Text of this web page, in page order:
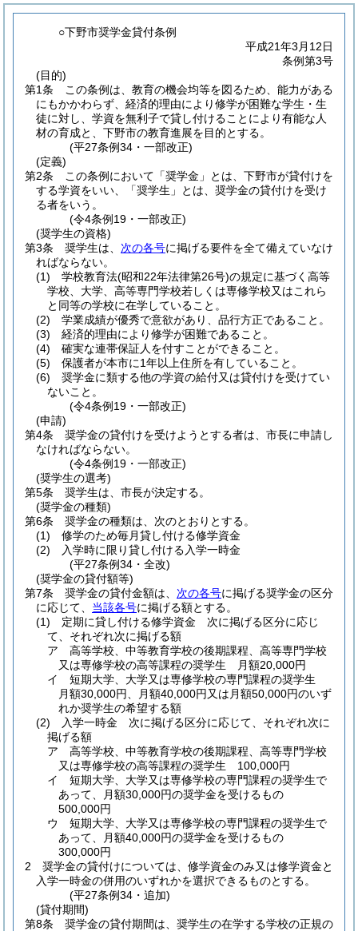
○下野市奨学金貸付条例
平成21年3月12日
条例第3号
(目的)
第1条
この条例は、教育の機会均等を図るため、能力がある
にもかかわらず、経済的理由により修学が困難な学生・生
徒に対し、学資を無利子で貸し付けることにより有能な人
材の育成と、下野市の教育進展を目的とする。
(平27条例34・一部改正)
(定義)
第2条
この条例において「奨学金」とは、下野市が貸付けを
する学資をいい、「奨学生」とは、奨学金の貸付けを受け
る者をいう。
(令4条例19・一部改正)
(奨学生の資格)
第3条
奨学生は、 次の各号に掲げる要件を全て備えていなけ
ればならない。
(1)
学校教育法(昭和22年法律第26号)の規定に基づく高等
学校、大学、高等専門学校若しくは専修学校又はこれら
と同等の学校に在学していること。
(2)
学業成績が優秀で意欲があり、品行方正であること。
(3)
経済的理由により修学が困難であること。
(4)
確実な連帯保証人を付すことができること。
(5)
保護者が本市に1年以上住所を有していること。
(6)
奨学金に類する他の学資の給付又は貸付けを受けてい
ないこと。
(令4条例19・一部改正)
(申請)
第4条
奨学金の貸付けを受けようとする者は、市長に申請し
なければならない。
(令4条例19・一部改正)
(奨学生の選考)
第5条
奨学生は、市長が決定する。
(奨学金の種類)
第6条
奨学金の種類は、次のとおりとする。
(1)
修学のため毎月貸し付ける修学資金
(2)
入学時に限り貸し付ける入学一時金
(平27条例34・全改)
(奨学金の貸付額等)
第7条
奨学金の貸付金額は、 次の各号に掲げる奨学金の区分
に応じて、 当該各号に掲げる額とする。
(1)
定期に貸し付ける修学資金 次に掲げる区分に応じ
て、それぞれ次に掲げる額
ア
高等学校、中等教育学校の後期課程、高等専門学校
又は専修学校の高等課程の奨学生 月額20,000円
イ
短期大学、大学又は専修学校の専門課程の奨学生
月額30,000円、月額40,000円又は月額50,000円のいず
れか奨学生の希望する額
(2)
入学一時金 次に掲げる区分に応じて、それぞれ次に
掲げる額
ア
高等学校、中等教育学校の後期課程、高等専門学校
又は専修学校の高等課程の奨学生 100,000円
イ
短期大学、大学又は専修学校の専門課程の奨学生で
あって、月額30,000円の奨学金を受けるもの
500,000円
ウ
短期大学、大学又は専修学校の専門課程の奨学生で
あって、月額40,000円の奨学金を受けるもの
300,000円
2
奨学金の貸付けについては、修学資金のみ又は修学資金と
入学一時金の併用のいずれかを選択できるものとする。
(平27条例34・追加)
(貸付期間)
第8条
奨学金の貸付期間は、奨学生の在学する学校の正規の